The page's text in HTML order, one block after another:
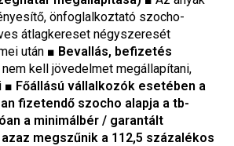
önfoglalkoztató szocho-
átlagkereset négyszeresét
után ■ Bevallás, befizetés
kell jövedelmet megállapítani,
■ Főállású vállalkozók esetében a
fizetendő szocho alapja a tb-
a minimálbér / garantált
megszűnik a 112,5 százalékos